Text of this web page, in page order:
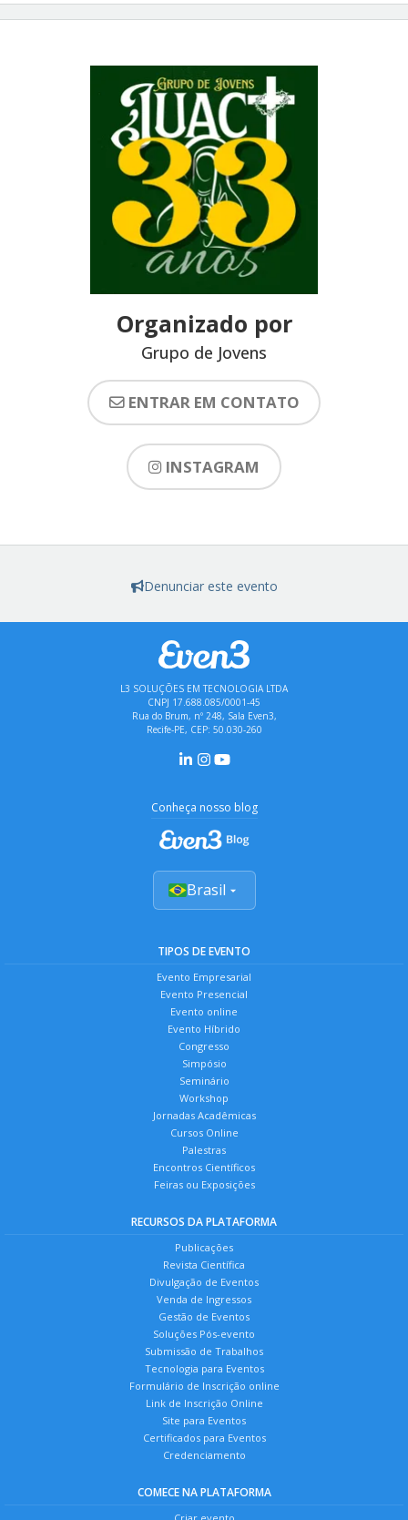
Organizado por
Grupo de Jovens
ENTRAR EM CONTATO
INSTAGRAM
Denunciar este evento
L3 SOLUÇÕES EM TECNOLOGIA LTDA
CNPJ 17.688.085/0001-45
Rua do Brum, nº 248, Sala Even3,
Recife-PE, CEP: 50.030-260
Conheça nosso blog
Brasil
TIPOS DE EVENTO
Evento Empresarial
Evento Presencial
Evento online
Evento Híbrido
Congresso
Simpósio
Seminário
Workshop
Jornadas Acadêmicas
Cursos Online
Palestras
Encontros Científicos
Feiras ou Exposições
RECURSOS DA PLATAFORMA
Publicações
Revista Científica
Divulgação de Eventos
Venda de Ingressos
Gestão de Eventos
Soluções Pós-evento
Submissão de Trabalhos
Tecnologia para Eventos
Formulário de Inscrição online
Link de Inscrição Online
Site para Eventos
Certificados para Eventos
Credenciamento
COMECE NA PLATAFORMA